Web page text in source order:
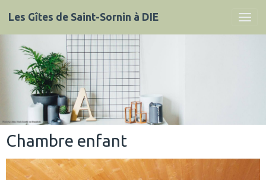
Les Gîtes de Saint-Sornin à DIE
Chambre enfant